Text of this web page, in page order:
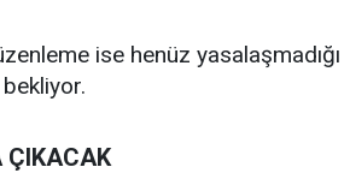
ise henüz yasalaşmadığı
ÇIKACAK